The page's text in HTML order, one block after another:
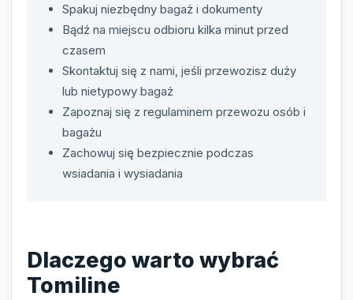
Spakuj niezbędny bagaż i dokumenty
Bądź na miejscu odbioru kilka minut przed
czasem
Skontaktuj się z nami, jeśli przewozisz duży
lub nietypowy bagaż
Zapoznaj się z regulaminem przewozu osób i
bagażu
Zachowuj się bezpiecznie podczas
wsiadania i wysiadania
Dlaczego warto wybrać
Tomiline